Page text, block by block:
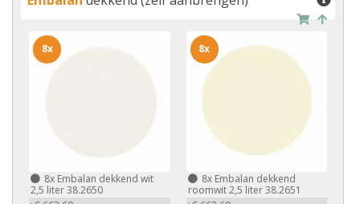
8x Embalan dekkend wit
2,5 liter 38.2650
8x
8xEmbalan dekkend
roomwit 2,5 liter 38.2651
8x